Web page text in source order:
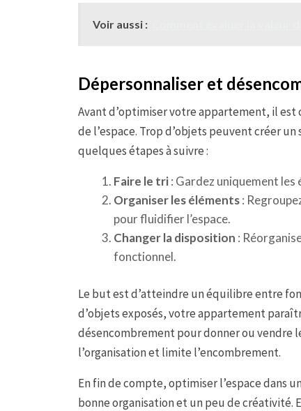
Voir aussi :
Dépersonnaliser et
Avant d’optimiser votre appartement, il est
de l’espace. Trop d’objets peuvent créer
quelques étapes à suivre :
Faire le tri: Gardez uniquement
Organiser les éléments:
pour fluidifier l’espace.
Changer la disposition :
fonctionnel.
Le but est d’atteindre un équilibre entre
d’objets exposés, votre appartement
désencombrement pour donner ou vendre
l’organisation et limite l’encombrement.
En fin de compte, optimiser l’espace dans
bonne organisation et un peu de créativité.